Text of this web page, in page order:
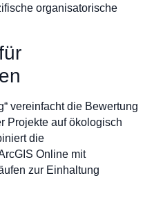
organisatorische
vereinfacht die Bewertung
Projekte auf ökologisch
die
Online mit
zur Einhaltung